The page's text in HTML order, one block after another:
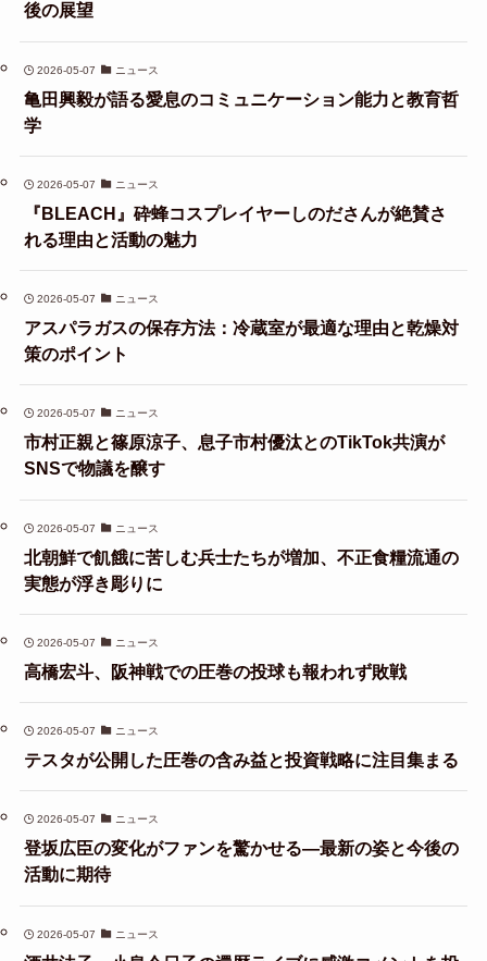
後の展望
2026-05-07 ニュース
亀田興毅が語る愛息のコミュニケーション能力と教育哲
学
2026-05-07 ニュース
『BLEACH』砕蜂コスプレイヤーしのださんが絶賛さ
れる理由と活動の魅力
2026-05-07 ニュース
アスパラガスの保存方法：冷蔵室が最適な理由と乾燥対
策のポイント
2026-05-07 ニュース
市村正親と篠原涼子、息子市村優汰とのTikTok共演が
SNSで物議を醸す
2026-05-07 ニュース
北朝鮮で飢餓に苦しむ兵士たちが増加、不正食糧流通の
実態が浮き彫りに
2026-05-07 ニュース
高橋宏斗、阪神戦での圧巻の投球も報われず敗戦
2026-05-07 ニュース
テスタが公開した圧巻の含み益と投資戦略に注目集まる
2026-05-07 ニュース
登坂広臣の変化がファンを驚かせる—最新の姿と今後の
活動に期待
2026-05-07 ニュース